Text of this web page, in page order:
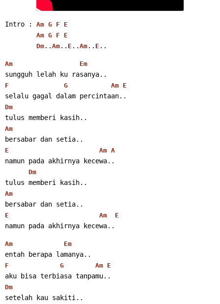
Intro : Am G F
E
Am G F
E
Dm .. Am .. E .. Am .. E ..
Am Em
sungguh lelah ku rasanya..
F G Am E
selalu gagal dalam percintaan..
Dm
tulus memberi kasih..
Am
bersabar dan setia..
E Am A
namun pada akhirnya kecewa..
Dm
tulus memberi kasih..
Am
bersabar dan setia..
E Am E
namun pada akhirnya kecewa..
Am Em
entah berapa lamanya..
F G Am E
aku bisa terbiasa tanpamu..
Dm
setelah kau sakiti..